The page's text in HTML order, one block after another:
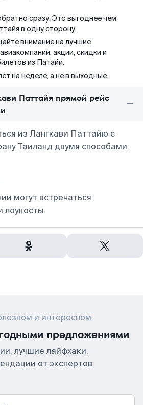
сразу. Это выгоднее чем
в одну сторону.
внимание на лучшие
акции, скидки и
из Патайи.
на неделе, а не в выходные.
Паттайя прямой рейс
из Лангкави Паттайю с
Таиланд двумя способами:
могут встречаться
лоукосты.
и интересном
предложениями
лучшие лайфхаки,
от экспертов